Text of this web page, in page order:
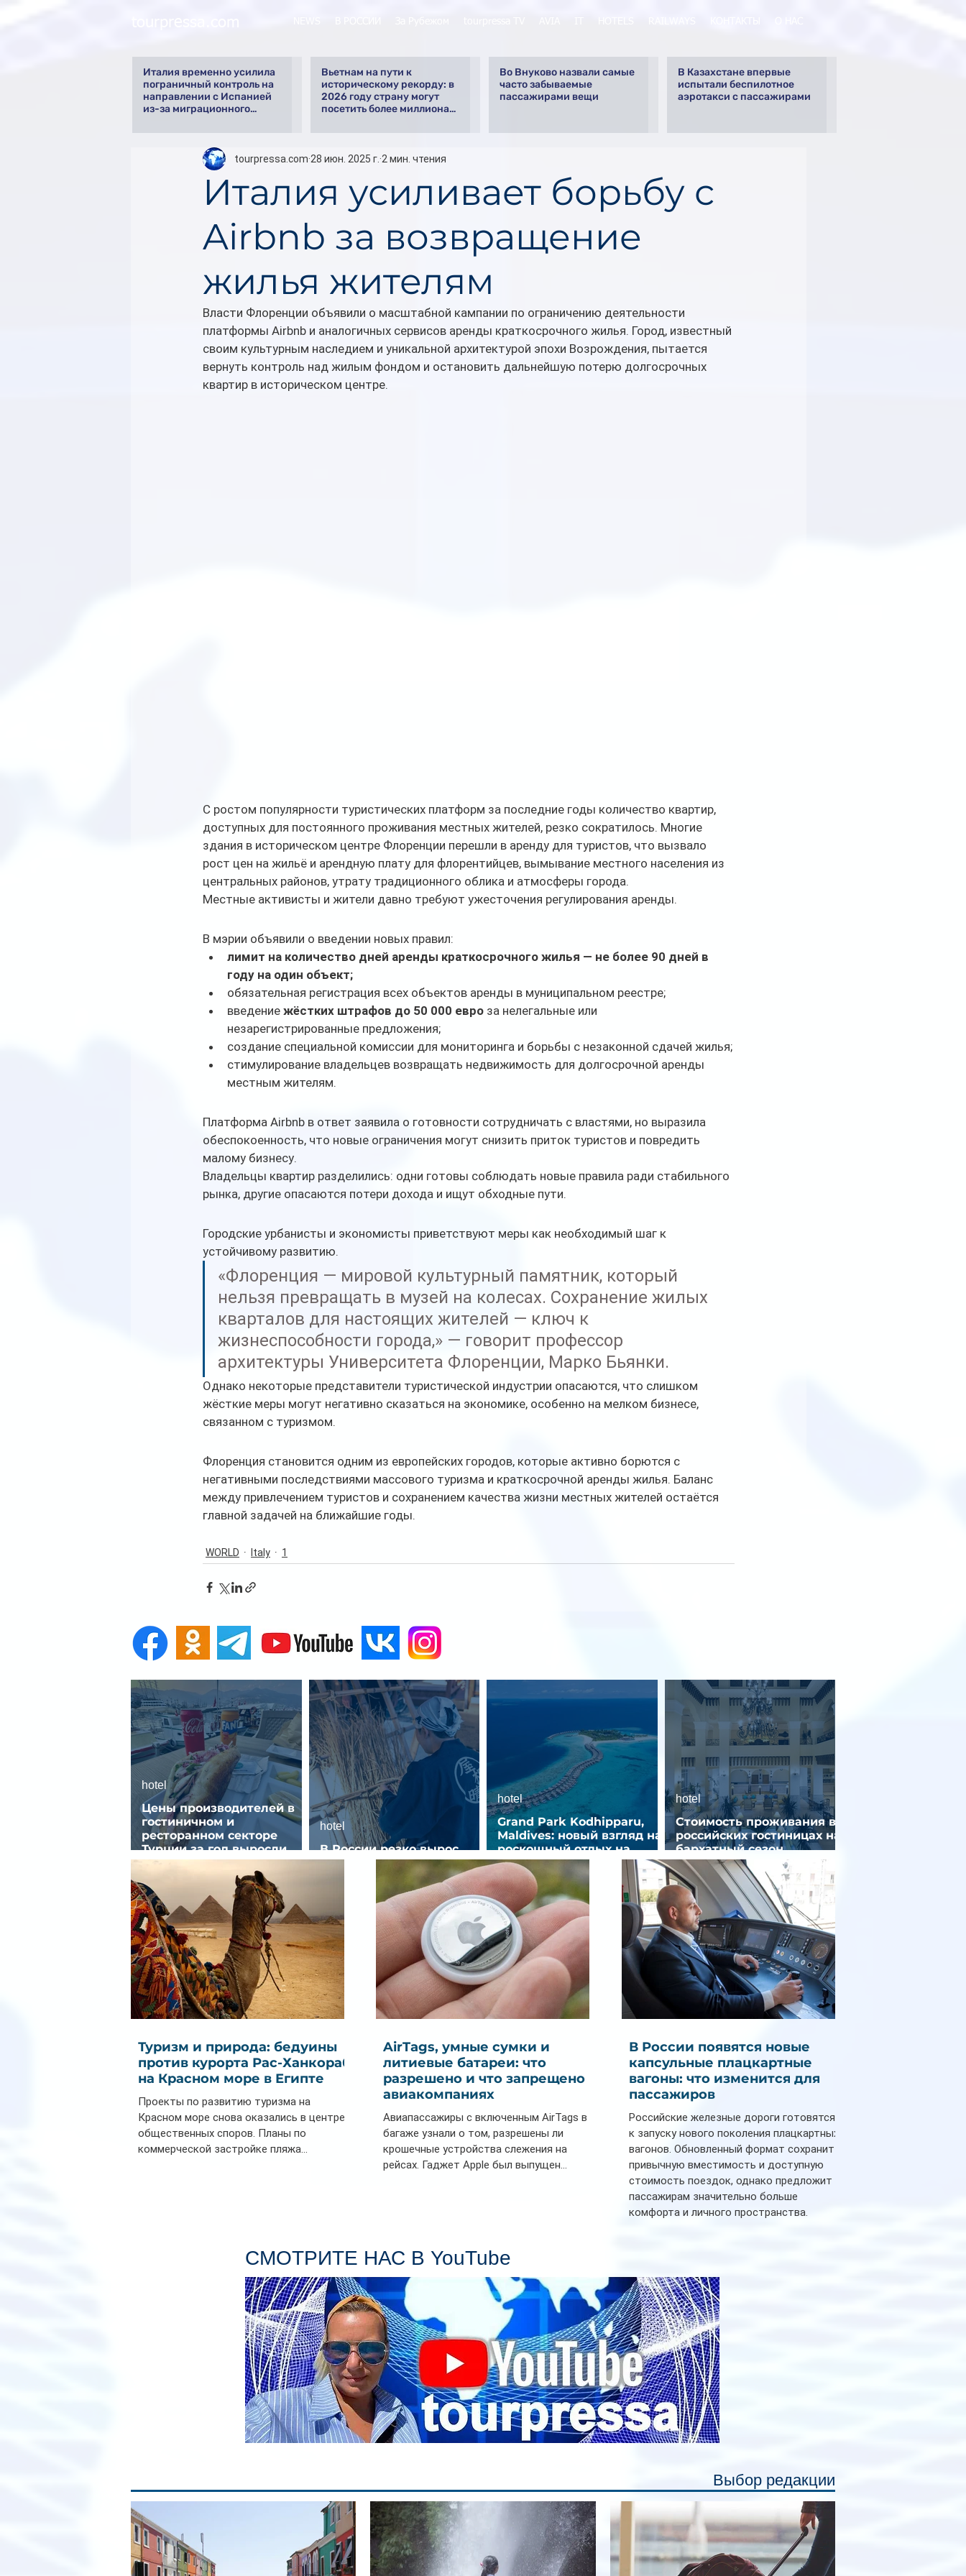
Италия временно усилила
пограничный контроль на
направлении с Испанией
из-за миграционного
Вьетнам на пути к
историческому рекорду: в
2026 году страну могут
посетить более миллиона
Во Внуково назвали самые
часто забываемые
пассажирами вещи
В Казахстане впервые
испытали беспилотное
аэротакси с пассажирами
Италия усиливает борьбу с
Airbnb за возвращение
жилья жителям
tourpressa.com 28 июн. 2025 г. 2 мин. чтения
Власти Флоренции объявили о масштабной кампании по ограничению деятельности
платформы Airbnb и аналогичных сервисов аренды краткосрочного жилья. Город, известный
своим культурным наследием и уникальной архитектурой эпохи Возрождения, пытается
вернуть контроль над жилым фондом и остановить дальнейшую потерю долгосрочных
квартир в историческом центре.
С ростом популярности туристических платформ за последние годы количество квартир,
доступных для постоянного проживания местных жителей, резко сократилось. Многие
здания в историческом центре Флоренции перешли в аренду для туристов, что вызвало
рост цен на жильё и арендную плату для флорентийцев, вымывание местного населения из
центральных районов, утрату традиционного облика и атмосферы города.
Местные активисты и жители давно требуют ужесточения регулирования аренды.
В мэрии объявили о введении новых правил:
лимит на количество дней аренды краткосрочного жилья — не более 90 дней в
году на один объект;
обязательная регистрация всех объектов аренды в муниципальном реестре;
введение жёстких штрафов до 50 000 евро за нелегальные или
незарегистрированные предложения;
создание специальной комиссии для мониторинга и борьбы с незаконной сдачей жилья;
стимулирование владельцев возвращать недвижимость для долгосрочной аренды
местным жителям.
Платформа Airbnb в ответ заявила о готовности сотрудничать с властями, но выразила
обеспокоенность, что новые ограничения могут снизить приток туристов и повредить
малому бизнесу.
Владельцы квартир разделились: одни готовы соблюдать новые правила ради стабильного
рынка, другие опасаются потери дохода и ищут обходные пути.
Городские урбанисты и экономисты приветствуют меры как необходимый шаг к
устойчивому развитию.
«Флоренция — мировой культурный памятник, который
нельзя превращать в музей на колесах. Сохранение жилых
кварталов для настоящих жителей — ключ к
жизнеспособности города,» — говорит профессор
архитектуры Университета Флоренции, Марко Бьянки.
Однако некоторые представители туристической индустрии опасаются, что слишком
жёсткие меры могут негативно сказаться на экономике, особенно на мелком бизнесе,
связанном с туризмом.
Флоренция становится одним из европейских городов, которые активно борются с
негативными последствиями массового туризма и краткосрочной аренды жилья. Баланс
между привлечением туристов и сохранением качества жизни местных жителей остаётся
главной задачей на ближайшие годы.
WORLD Italy 1
Цены производителей в
гостиничном и
ресторанном секторе
Турции за год выросли
почти на 32%
hotel
В России резко вырос
спрос на отели без звезд
hotel
Grand Park Kodhipparu,
Maldives: новый взгляд на
роскошный отдых на
Мальдивах
hotel
Стоимость проживания в
российских гостиницах на
бархатный сезон
снизилась на 9%
hotel
Туризм и природа: бедуины
против курорта Рас-Ханкораб
на Красном море в Египте
Проекты по развитию туризма на
Красном море снова оказались в центре
общественных споров. Планы по
коммерческой застройке пляжа...
AirTags, умные сумки и
литиевые батареи: что
разрешено и что запрещено в
авиакомпаниях
Авиапассажиры с включенным AirTags в
багаже узнали о том, разрешены ли
крошечные устройства слежения на
рейсах. Гаджет Apple был выпущен...
В России появятся новые
капсульные плацкартные
вагоны: что изменится для
пассажиров
Российские железные дороги готовятся
к запуску нового поколения плацкартных
вагонов. Обновленный формат сохранит
привычную вместимость и доступную
стоимость поездок, однако предложит
пассажирам значительно больше
комфорта и личного пространства.
индивидуальные шторки у каждого
спального места. Они позволят
пассажирам закрыть свою полку во
время сна или отдыха, создав ощуще
СМОТРИТЕ НАС В YouTube
Выбор редакции